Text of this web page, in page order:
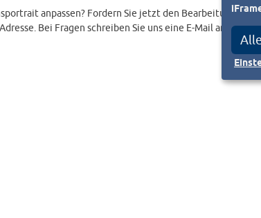
anpassen? Fordern Sie jetzt den Bearbeitungslink
Bei Fragen schreiben Sie uns eine E-Mail an